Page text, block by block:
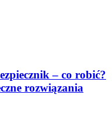
– co robić?
rozwiązania